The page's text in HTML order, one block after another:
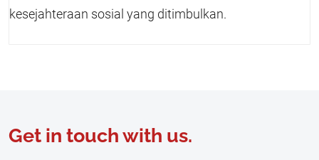
kesejahteraan sosial yang ditimbulkan.
Get in touch with us.